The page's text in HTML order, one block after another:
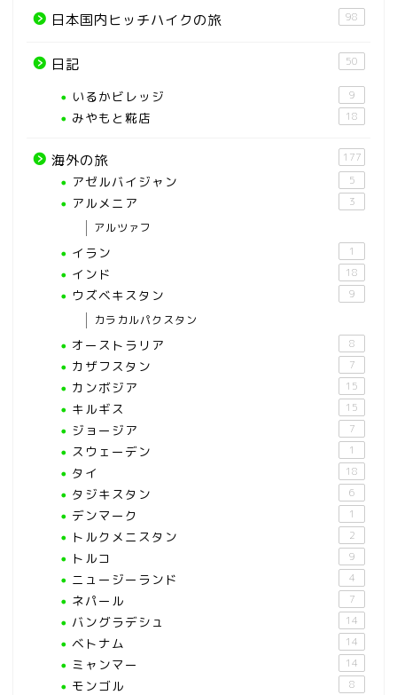
日本国内ヒッチハイクの旅 98
日記 50
いるかビレッジ 9
みやもと糀店 18
海外の旅 177
アゼルバイジャン 5
アルメニア 3
アルツァフ
イラン 1
インド 18
ウズベキスタン 9
カラカルパクスタン
オーストラリア 8
カザフスタン 7
カンボジア 15
キルギス 15
ジョージア 7
スウェーデン 1
タイ 18
タジキスタン 6
デンマーク 1
トルクメニスタン 2
トルコ 9
ニュージーランド 4
ネパール 7
バングラデシュ 14
ベトナム 14
ミャンマー 14
モンゴル 8